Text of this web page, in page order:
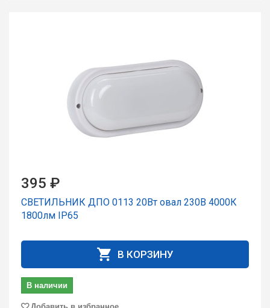
395 ₽
СВЕТИЛЬНИК ДПО 0113 20Вт овал 230В 4000К
1800лм IP65
В КОРЗИНУ
В наличии